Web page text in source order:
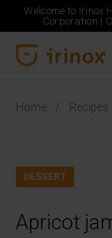
Welcome to Irinox
Corporation |
Home Recipes
DESSERT
Apricot